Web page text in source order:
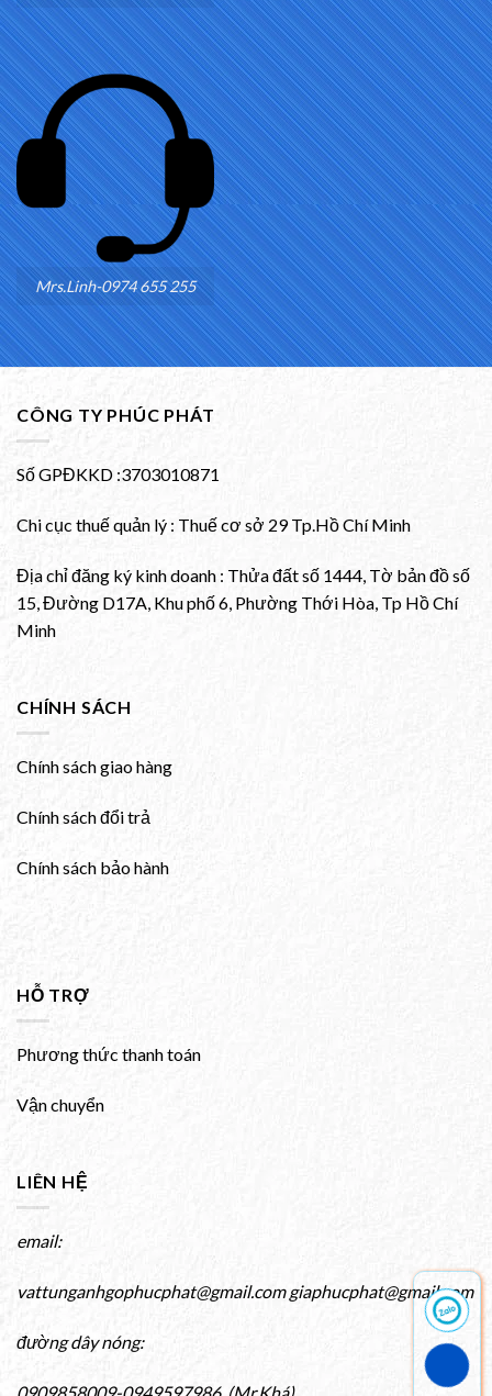
Mrs.Linh-0974 655 255
CÔNG TY PHÚC PHÁT
Số GPĐKKD :3703010871
Chi cục thuế quản lý : Thuế cơ sở 29 Tp.Hồ Chí Minh
Địa chỉ đăng ký kinh doanh : Thửa đất số 1444, Tờ bản đồ số
15, Đường D17A, Khu phố 6, Phường Thới Hòa, Tp Hồ Chí
Minh
CHÍNH SÁCH
Chính sách giao hàng
Chính sách đổi trả
Chính sách bảo hành
HỖ TRỢ
Phương thức thanh toán
Vận chuyển
LIÊN HỆ
email:
vattunganhgophucphat@gmail.com giaphucphat@gmail.com
đường dây nóng:
0909858009-0949597986 (Mr.Khá)